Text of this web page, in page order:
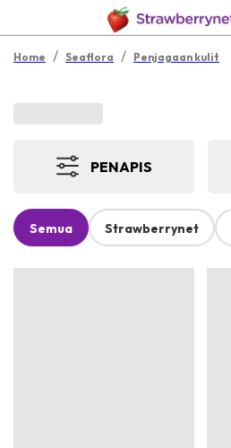
Home / Seaflora / Penjagaan kulit
PENAPIS
Semua Strawberrynet